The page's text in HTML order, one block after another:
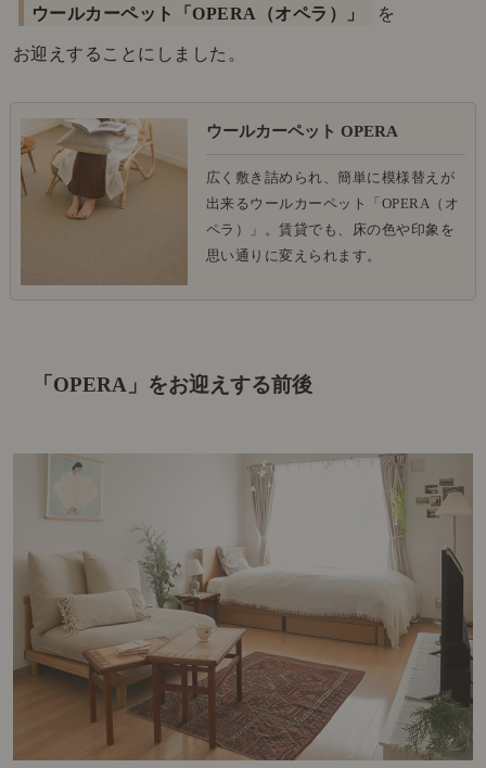
ウールカーペット「OPERA（オペラ）」 を
お迎えすることにしました。
ウールカーペット OPERA
広く敷き詰められ、簡単に模様替えが
出来るウールカーペット「OPERA（オ
ペラ）」。賃貸でも、床の色や印象を
思い通りに変えられます。
「OPERA」をお迎えする前後